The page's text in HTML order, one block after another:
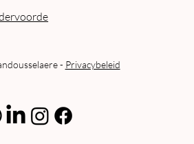
- Privacybeleid